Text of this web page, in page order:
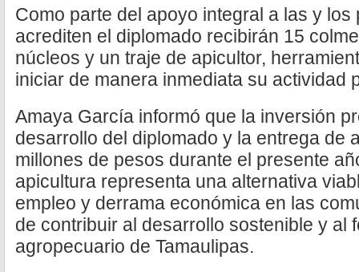
Como parte del apoyo integral a las y
acrediten el diplomado recibirán 15
núcleos y un traje de apicultor,
iniciar de manera inmediata su actividad
Amaya García informó que la inversión
desarrollo del diplomado y la entrega de
millones de pesos durante el presente
apicultura representa una alternativa
empleo y derrama económica en las
de contribuir al desarrollo sostenible y al
agropecuario de Tamaulipas.